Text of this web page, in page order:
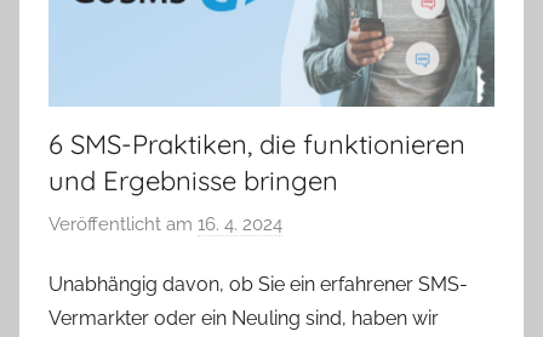
6 SMS-Praktiken, die funktionieren
und Ergebnisse bringen
Veröffentlicht am 16. 4. 2024
n
V
Unabhängig davon, ob Sie ein erfahrener SMS-
Vermarkter oder ein Neuling sind, haben wir